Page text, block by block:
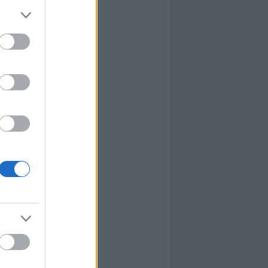
kis falunk
Mix
közt
TV
Takács Gábor
sorozat